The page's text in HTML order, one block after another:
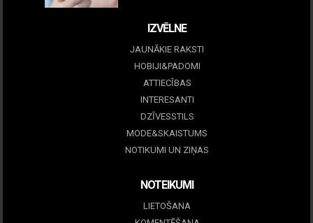
IZVĒLNE
JAUNĀKIE RAKSTI
HOBIJI&PADOMI
ATTIECĪBAS
INTERESANTI
DZĪVESSTILS
MODE&SKAISTUMS
NOTIKUMI UN ZIŅAS
NOTEIKUMI
LIETOŠANA